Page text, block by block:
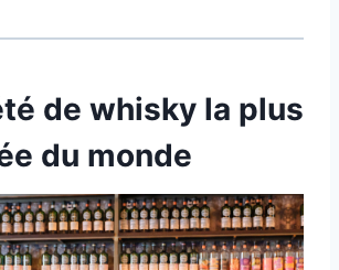
de whisky la plus
du monde